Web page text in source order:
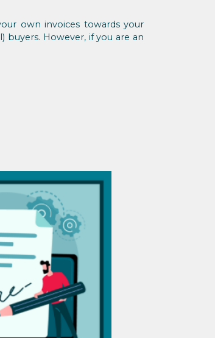
own invoices towards your
buyers. However, if you are an